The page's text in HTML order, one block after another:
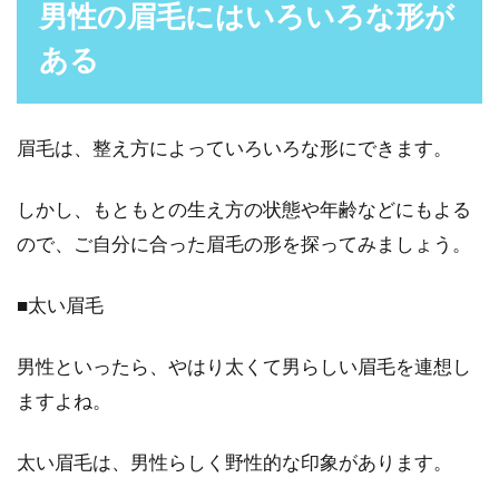
しますが、実は乾燥肌なのに気づいていない場
合があります。...
を変えると印象も変わる！
ムダ毛を処理...
男性の眉毛にはいろいろな形が
ある
眉毛は、整え方によっていろいろな形にできます。
しかし、もともとの生え方の状態や年齢などにもよる
ので、ご自分に合った眉毛の形を探ってみましょう。
■太い眉毛
男性といったら、やはり太くて男らしい眉毛を連想し
ますよね。
太い眉毛は、男性らしく野性的な印象があります。